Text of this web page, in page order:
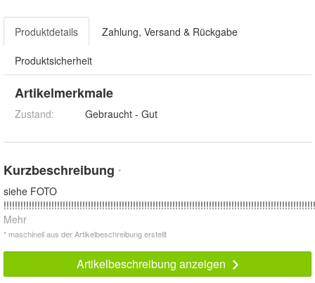
Produktdetails Zahlung, Versand & Rückgabe
Produktsicherheit
Artikelmerkmale
Zustand: Gebraucht - Gut
Kurzbeschreibung *
siehe FOTO
Mehr
* maschinell aus der Artikelbeschreibung erstellt
Artikelbeschreibung anzeigen